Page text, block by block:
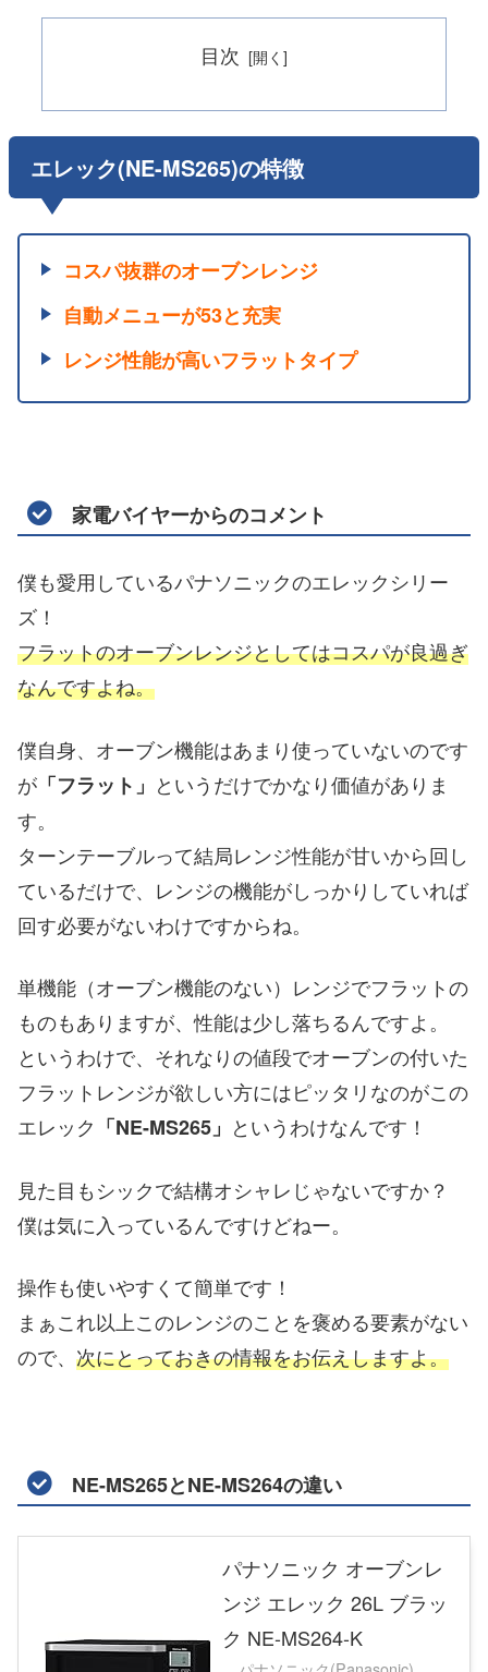
目次
エレック(NE-MS265)の特徴
コスパ抜群のオーブンレンジ
自動メニューが53と充実
レンジ性能が高いフラットタイプ
家電バイヤーからのコメント
僕も愛用しているパナソニックのエレックシリー
ズ！
フラットのオーブンレンジとしてはコスパが良過ぎ
なんですよね。
僕自身、オーブン機能はあまり使っていないのです
が 「フラット」 というだけでかなり価値がありま
す。
ターンテーブルって結局レンジ性能が甘いから回し
ているだけで、レンジの機能がしっかりしていれば
回す必要がないわけですからね。
単機能（オーブン機能のない）レンジでフラットの
ものもありますが、性能は少し落ちるんですよ。
というわけで、それなりの値段でオーブンの付いた
フラットレンジが欲しい方にはピッタリなのがこの
エレック 「NE-MS265」 というわけなんです！
見た目もシックで結構オシャレじゃないですか？
僕は気に入っているんですけどねー。
操作も使いやすくて簡単です！
まぁこれ以上このレンジのことを褒める要素がない
ので、 次にとっておきの情報をお伝えしますよ。
NE-MS265とNE-MS264の違い
パナソニック オーブンレ
ンジ エレック 26L ブラッ
ク NE-MS264-K